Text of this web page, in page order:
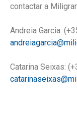
contactar a
Andreia Garcia:
Catarina Seixas: